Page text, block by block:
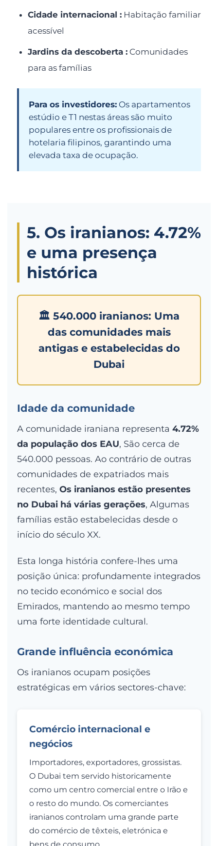
Cidade internacional :Habitação familiar
acessível
Jardins da descoberta :Comunidades
para as famílias
Para os investidores: Os apartamentos
estúdio e T1 nestas áreas são muito
populares entre os profissionais de
hotelaria filipinos, garantindo uma
elevada taxa de ocupação.
5. Os iranianos: 4.72%
e uma presença
histórica
🏛️ 540.000 iranianos: Uma
das comunidades mais
antigas e estabelecidas do
Dubai
Idade da comunidade
A comunidade iraniana representa 4.72%
da população dos EAU, São cerca de
540.000 pessoas. Ao contrário de outras
comunidades de expatriados mais
recentes, Os iranianos estão presentes
no Dubai há várias gerações, Algumas
famílias estão estabelecidas desde o
início do século XX.
Esta longa história confere-lhes uma
posição única: profundamente integrados
no tecido económico e social dos
Emirados, mantendo ao mesmo tempo
uma forte identidade cultural.
Grande influência económica
Os iranianos ocupam posições
estratégicas em vários sectores-chave:
Comércio internacional e
negócios
Importadores, exportadores, grossistas.
O Dubai tem servido historicamente
como um centro comercial entre o Irão e
o resto do mundo. Os comerciantes
iranianos controlam uma grande parte
do comércio de têxteis, eletrónica e